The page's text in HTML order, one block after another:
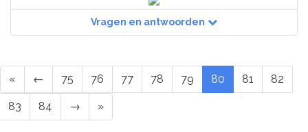
Vragen en antwoorden
« ← 75 76 77 78 79 80 81 82
83 84 → »